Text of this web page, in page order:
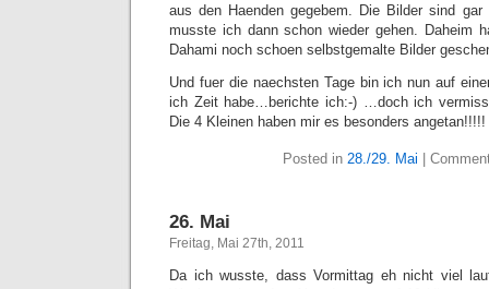
aus den Haenden gegebem. Die Bilder sind
musste ich dann schon wieder gehen. Daheim
Dahami noch schoen selbstgemalte Bilder
Und fuer die naechsten Tage bin ich nun auf
ich Zeit habe…berichte ich:-) …doch ich
Die 4 Kleinen haben mir es besonders angetan!!!!!
Posted in 28./29. Mai
26. Mai
Freitag, Mai 27th, 2011
Da ich wusste, dass Vormittag eh nicht viel